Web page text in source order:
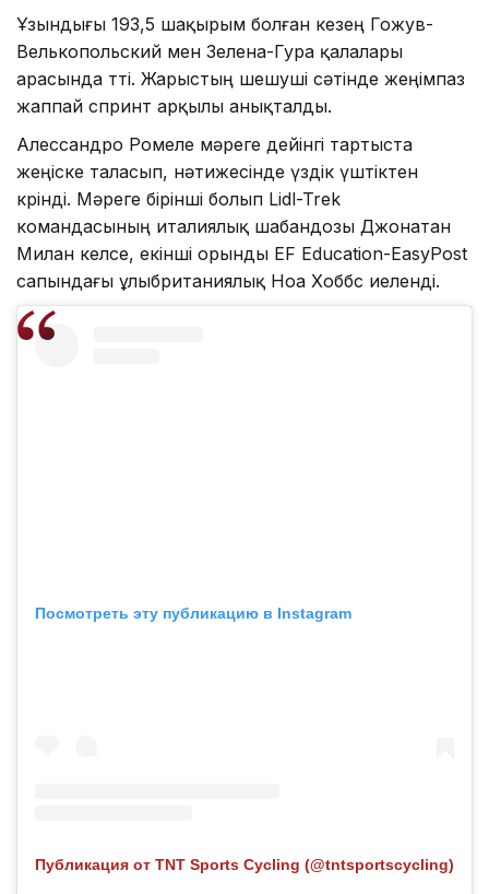
Ұзындығы 193,5 шақырым болған кезең Гожув-
Велькопольский мен Зелена-Гура қалалары
арасында өтті. Жарыстың шешуші сәтінде жеңімпаз
жаппай спринт арқылы анықталды.
Алессандро Ромеле мәреге дейінгі тартыста
жеңіске таласып, нәтижесінде үздік үштіктен
көрінді. Мәреге бірінші болып Lidl-Trek
командасының италиялық шабандозы Джонатан
Милан келсе, екінші орынды EF Education-EasyPost
сапындағы ұлыбританиялық Ноа Хоббс иеленді.
Посмотреть эту публикацию в Instagram
Публикация от TNT Sports Cycling (@tntsportscycling)